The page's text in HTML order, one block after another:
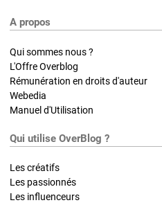
A propos
Qui sommes nous ?
L'Offre Overblog
Rémunération en droits d'auteur
Webedia
Manuel d'Utilisation
Qui utilise OverBlog ?
Les créatifs
Les passionnés
Les influenceurs